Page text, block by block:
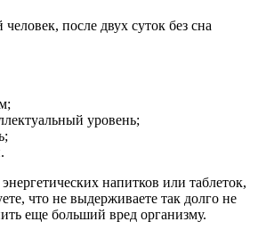
после двух суток без сна
уровень;
напитков или таблеток,
что не выдерживаете так долго не
еще больший вред организму.